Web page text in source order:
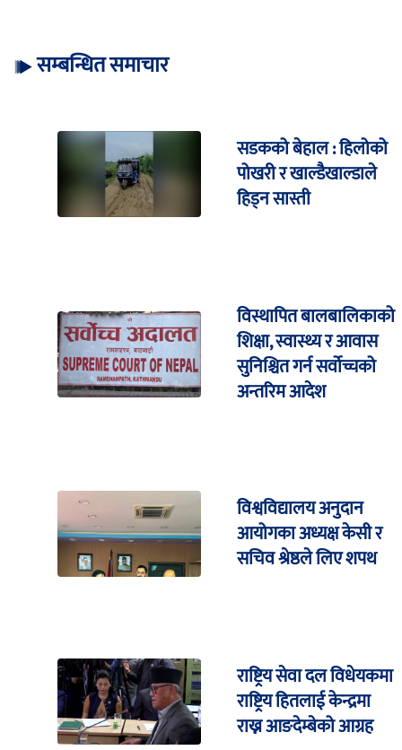
सम्बन्धित समाचार
सडकको बेहाल : हिलोको
पोखरी र खाल्डैखाल्डाले
हिड्न सास्ती
विस्थापित बालबालिकाको
शिक्षा, स्वास्थ्य र आवास
सुनिश्चित गर्न सर्वोच्चको
अन्तरिम आदेश
विश्वविद्यालय अनुदान
आयोगका अध्यक्ष केसी र
सचिव श्रेष्ठले लिए शपथ
राष्ट्रिय सेवा दल विधेयकमा
राष्ट्रिय हितलाई केन्द्रमा
राख्न आङदेम्बेको आग्रह